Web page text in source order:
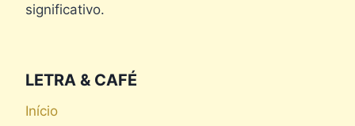
significativo.
LETRA & CAFÉ
Início